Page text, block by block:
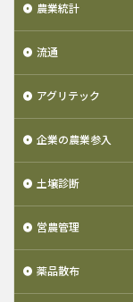
農業統計
流通
アグリテック
企業の農業参入
土壌診断
営農管理
薬品散布